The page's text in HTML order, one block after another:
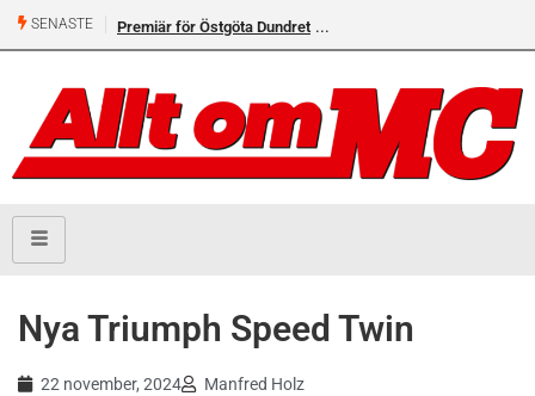
SENASTE Premiär för Östgöta Dundret
Nya Triumph Speed Twin
22 november, 2024 Manfred Holz